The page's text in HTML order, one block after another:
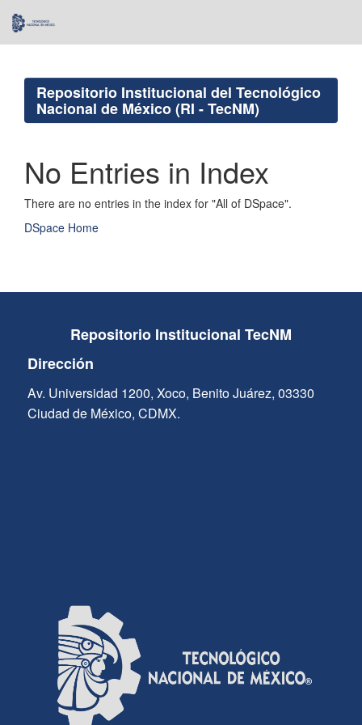
navigation
Repositorio Institucional del Tecnológico
Nacional de México (RI - TecNM)
No Entries in Index
There are no entries in the index for "All of DSpace".
DSpace Home
Repositorio Institucional TecNM
Dirección
Av. Universidad 1200, Xoco, Benito Juárez, 03330
Ciudad de México, CDMX.